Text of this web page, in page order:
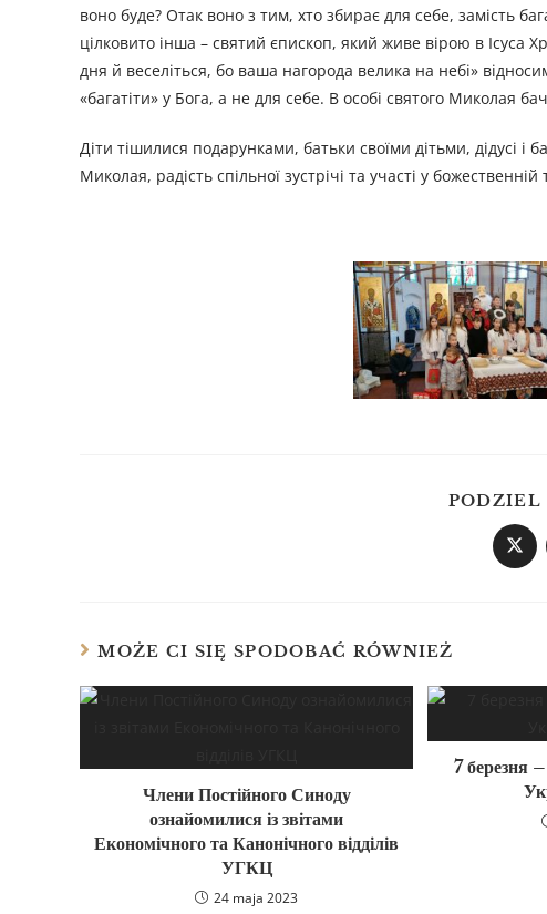
воно буде? Отак воно з тим, хто збирає для себе, замість
цілковито інша – святий єпископ, який живе вірою в Ісуса
дня й веселіться, бо ваша нагорода велика на небі»
«багатіти» у Бога, а не для себе. В особі святого Миколая
Діти тішилися подарунками, батьки своїми дітьми, дідусі і
Миколая, радість спільної зустрічі та участі у божественній
MOŻE CI SIĘ SPODOBAĆ RÓWNIEŻ
Члени Постійного Синоду
ознайомилися із звітами
Економічного та Канонічного відділів
УГКЦ
24 maja 2023
7 березня